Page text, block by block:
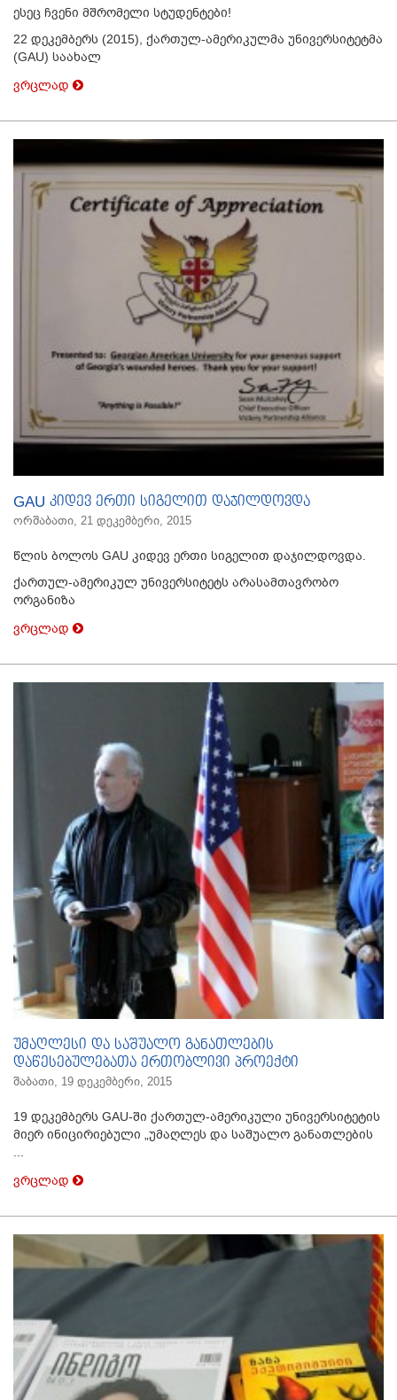
ესეც ჩვენი მშრომელი სტუდენტები!
22 დეკემბერს (2015), ქართულ-ამერიკულმა უნივერსიტეტმა
(GAU) საახალ
ვრცლად
GAU კიდევ ერთი სიგელით დაჯილდოვდა
ორშაბათი, 21 დეკემბერი, 2015
წლის ბოლოს GAU კიდევ ერთი სიგელით დაჯილდოვდა.
ქართულ-ამერიკულ უნივერსიტეტს არასამთავრობო
ორგანიზა
ვრცლად
უმაღლესი და საშუალო განათლების
დაწესებულებათა ერთობლივი პროექტი
შაბათი, 19 დეკემბერი, 2015
19 დეკემბერს GAU-ში ქართულ-ამერიკული უნივერსიტეტის
მიერ ინიცირიებული „უმაღლეს და საშუალო განათლების
...
ვრცლად